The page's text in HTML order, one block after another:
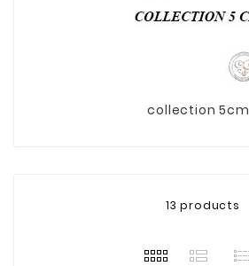
collection 5cm
13 products